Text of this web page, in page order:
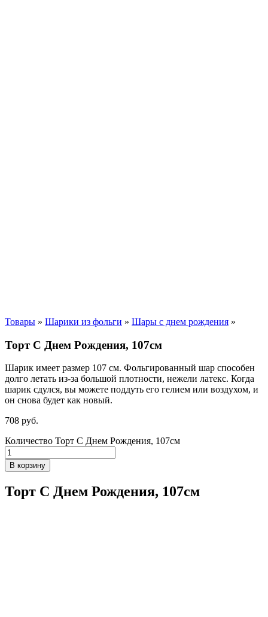
Товары » Шарики из фольги » Шары с днем рождения »
Торт С Днем Рождения, 107см
Шарик имеет размер 107 см. Фольгированный шар способен
долго летать из-за большой плотности, нежели латекс. Когда
шарик сдулся, вы можете поддуть его гелием или воздухом, и
он снова будет как новый.
708 руб.
Количество Торт С Днем Рождения, 107см
В корзину
Торт С Днем Рождения, 107см